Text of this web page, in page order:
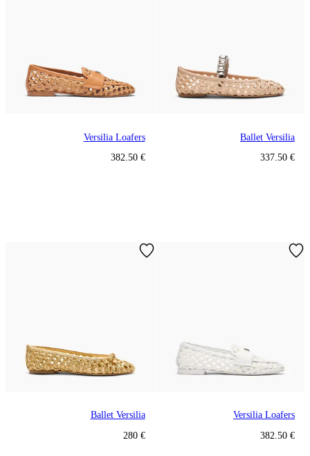
Ballet Versilia
€ 337.50
Versilia Loafers
€ 382.50
Versilia Loafers
€ 382.50
Ballet Versilia
€ 280